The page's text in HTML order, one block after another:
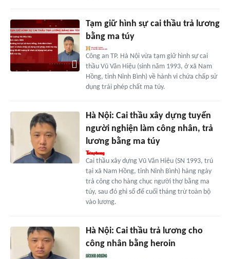
Tạm giữ hình sự cai thầu trả lương
bằng ma túy
Công an TP. Hà Nội vừa tạm giữ hình sự cai
thầu Vũ Văn Hiệu (sinh năm 1993, ở xã Nam
Hồng, tỉnh Ninh Bình) về hành vi chứa chấp sử
dụng trái phép chất ma túy.
Hà Nội: Cai thầu xây dựng tuyển
người nghiện làm công nhân, trả
lương bằng ma túy
Cai thầu xây dựng Vũ Văn Hiệu (SN 1993, trú
tại xã Nam Hồng, tỉnh Ninh Bình) hàng ngày
trả công cho hàng chục người thợ bằng ma
túy, sau đó ghi sổ để cuối tháng trừ toàn bộ
vào lương.
Hà Nội: Cai thầu trả lương cho
công nhân bằng heroin